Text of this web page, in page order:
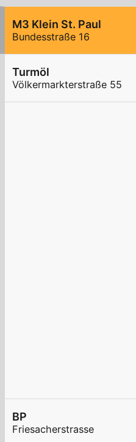
M3 Klein St. Paul
Bundesstraße 16
Turmöl
Völkermarkterstraße 55
BP
Friesacherstrasse